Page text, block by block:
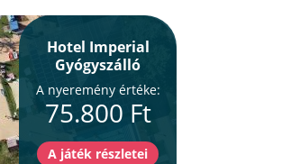
Hotel Imperial
Gyógyszálló
A nyeremény értéke:
75.800 Ft